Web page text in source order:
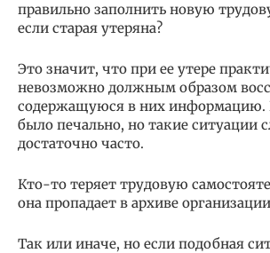
правильно заполнить новую
если старая утеряна?
Это значит, что при ее утере
невозможно должным образом
содержащуюся в них информацию.
было печально, но такие ситуации
достаточно часто.
Кто-то теряет трудовую
она пропадает в архиве
Так или иначе, но если подобная